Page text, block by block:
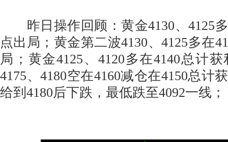
昨日操作回顾：黄金4130、4125多
点出局；黄金第二波4130、4125多在
局；黄金4125、4120多在4140总计
4175、4180空在4160减仓在4150总计
给到4180后下跌，最低跌至4092一线；